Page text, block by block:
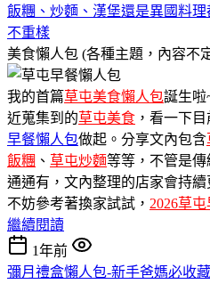
飯糰、炒麵、漢堡還是異國料
不重樣
美食懶人包 (各種主題，內容不
我的首篇草屯美食懶人包誕生啦
近蒐集到的草屯美食 ，看一下
早餐懶人包做起。分享文內包含
飯糰 、 草屯炒麵等等，不管是
通通有，文內整理的店家會持
不妨參考著換家試試， 2026草
繼續閱讀
1年前
彌月禮盒懶人包-新手爸媽必收